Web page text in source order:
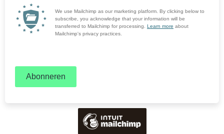
We use Mailchimp as our marketing platform. By clicking below to
subscribe, you acknowledge that your information will be
transferred to Mailchimp for processing. Learn more about
Mailchimp's privacy practices.